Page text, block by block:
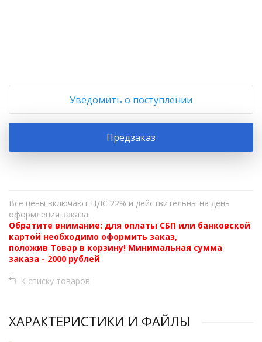
Уведомить о поступлении
Предзаказ
Все цены включают НДС 22% и действительны на день
оформления заказа.
Обратите внимание: для оплаты СБП или банковской
картой необходимо оформить заказ,
положив Товар в корзину! Минимальная сумма
заказа - 2000 рублей
К списку товаров
ХАРАКТЕРИСТИКИ И ФАЙЛЫ